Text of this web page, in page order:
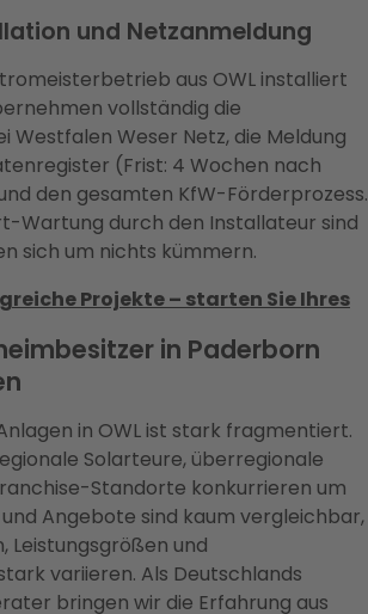
und Netzanmeldung
aus OWL installiert
vollständig die
Westfalen Weser Netz, die Meldung
(Frist: 4 Wochen nach
den gesamten KfW-Förderprozess.
Wartung durch den Installateur sind
sich um nichts kümmern.
Projekte – starten Sie Ihres
in Paderborn
in OWL ist stark fragmentiert.
Solarteure, überregionale
Standorte konkurrieren um
Angebote sind kaum vergleichbar,
Leistungsgrößen und
variieren. Als Deutschlands
bringen wir die Erfahrung aus